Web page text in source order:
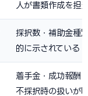
人が書類作成を担
採択数・補助金種
的に示されている
着手金・成功報酬
不採択時の扱いが